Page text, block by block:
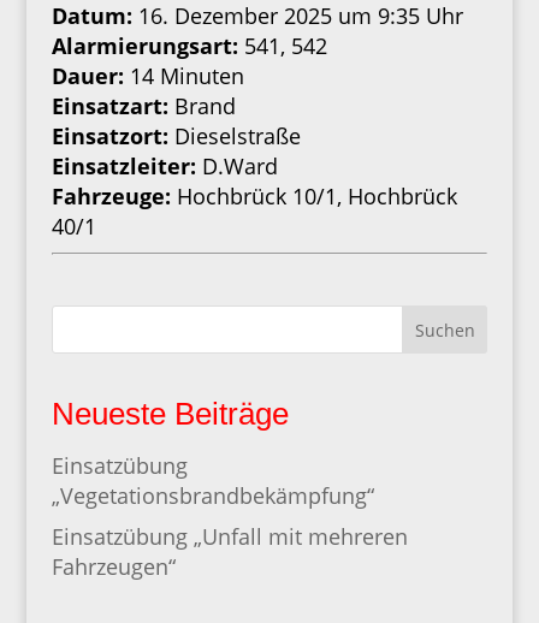
Datum: 16. Dezember 2025 um 9:35 Uhr
Alarmierungsart: 541, 542
Dauer: 14 Minuten
Einsatzart: Brand
Einsatzort: Dieselstraße
Einsatzleiter: D.Ward
Fahrzeuge: Hochbrück 10/1, Hochbrück
40/1
Suchen
Neueste Beiträge
Einsatzübung
„Vegetationsbrandbekämpfung“
Einsatzübung „Unfall mit mehreren
Fahrzeugen“